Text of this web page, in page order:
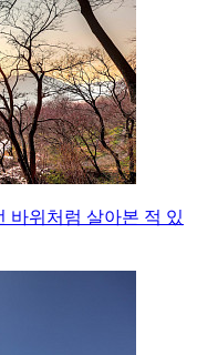
바위처럼 살아본 적 있